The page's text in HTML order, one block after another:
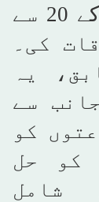
سکیورٹی اور فوجی حکام کے 20 سے
کی۔
یہ
سے
کو
کو حل
شامل